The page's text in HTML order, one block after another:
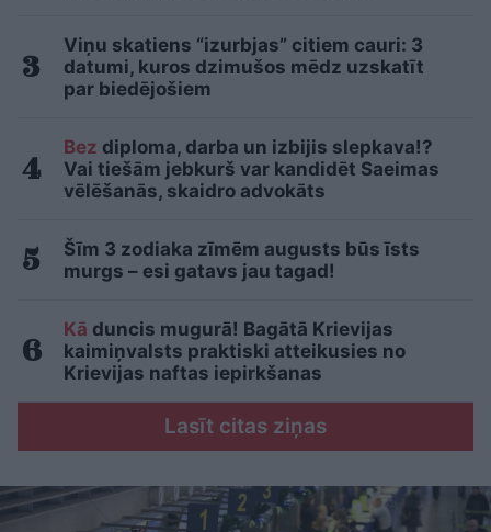
Viņu skatiens “izurbjas” citiem cauri: 3
datumi, kuros dzimušos mēdz uzskatīt
par biedējošiem
Bez diploma, darba un izbijis slepkava!?
Vai tiešām jebkurš var kandidēt Saeimas
vēlēšanās, skaidro advokāts
Šīm 3 zodiaka zīmēm augusts būs īsts
murgs – esi gatavs jau tagad!
Kā duncis mugurā! Bagātā Krievijas
kaimiņvalsts praktiski atteikusies no
Krievijas naftas iepirkšanas
Lasīt citas ziņas